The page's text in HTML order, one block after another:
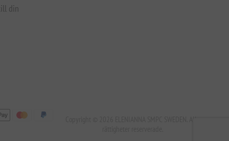
din